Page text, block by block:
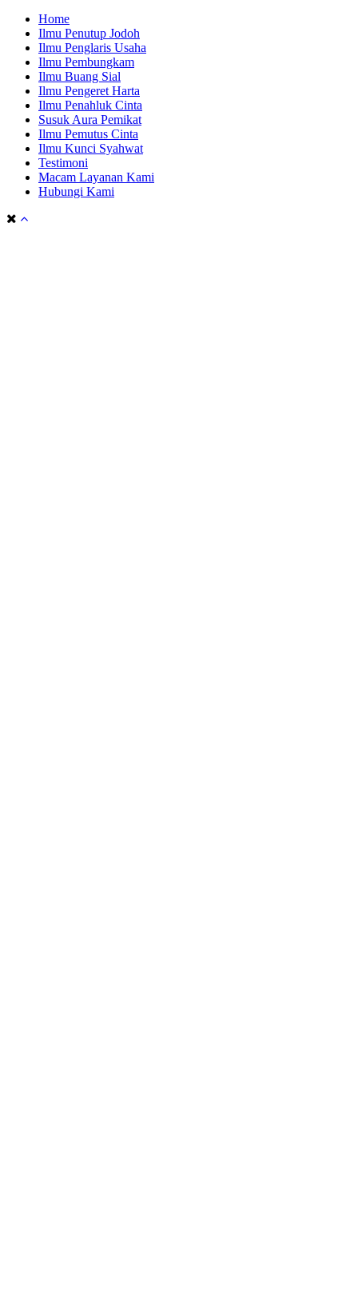
Home
Ilmu Penutup Jodoh
Ilmu Penglaris Usaha
Ilmu Pembungkam
Ilmu Buang Sial
Ilmu Pengeret Harta
Ilmu Penahluk Cinta
Susuk Aura Pemikat
Ilmu Pemutus Cinta
Ilmu Kunci Syahwat
Testimoni
Macam Layanan Kami
Hubungi Kami